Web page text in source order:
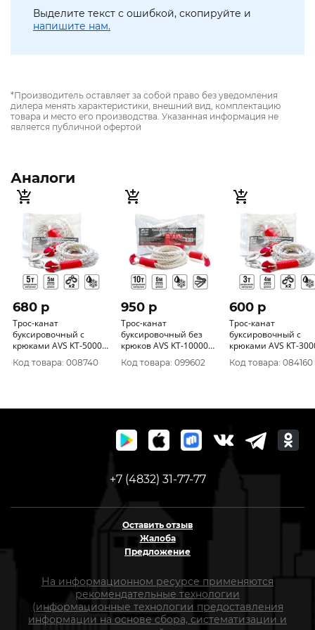
Выделите текст с ошибкой, скопируйте и
напишите нам.
*Производитель оставляет за собой право без уведомления
дилера менять характеристики, внешний вид, комплектацию
товара и место его производства. Указанная информация не
является публичной офертой
Аналоги
680 p
Трос-канат
буксировочный с
крюками AVS KT-5000
5т 4, 5м, в пакете
Код товара: 008740
950 p
Трос-канат
буксировочный без
крюков AVS KT-10000
10т 6м в пакете
Код товара: 099602
600 p
Трос-канат
буксировочный с
крюками AVS KT-
3т 4м, в пакете
Код товара: 084160
+7 (4832) 31-77-77
Оставить отзыв
Жалоба
Предложение
На информационном ресурсе применяются
рекомендательные технологии
(информационные технологии предоставления
информации на основе сбора, систематизации и